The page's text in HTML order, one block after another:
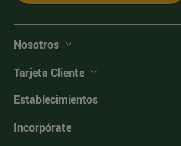
Nosotros
Tarjeta Cliente
Establecimientos
Incorpórate